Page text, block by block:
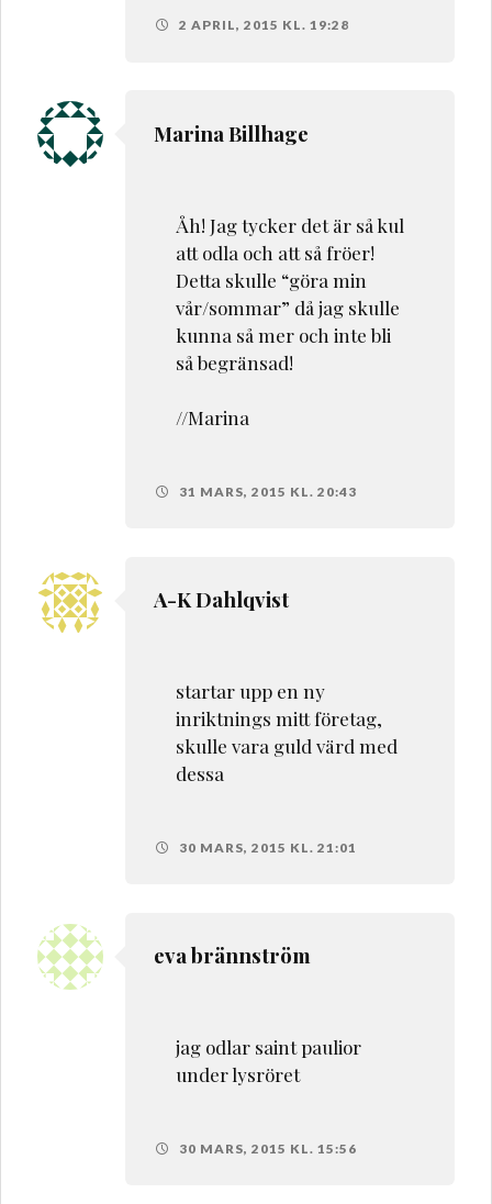
2 APRIL, 2015 KL. 19:28
Marina Billhage
Åh! Jag tycker det är så kul
att odla och att så fröer!
Detta skulle “göra min
vår/sommar” då jag skulle
kunna så mer och inte bli
så begränsad!
//Marina
31 MARS, 2015 KL. 20:43
A-K Dahlqvist
startar upp en ny
inriktnings mitt företag,
skulle vara guld värd med
dessa
30 MARS, 2015 KL. 21:01
eva brännström
jag odlar saint paulior
under lysröret
30 MARS, 2015 KL. 15:56